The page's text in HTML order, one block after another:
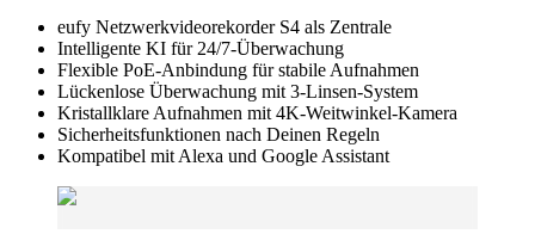
eufy Netzwerkvideorekorder S4 als Zentrale
Intelligente KI für 24/7-Überwachung
Flexible PoE-Anbindung für stabile Aufnahmen
Lückenlose Überwachung mit 3-Linsen-System
Kristallklare Aufnahmen mit 4K-Weitwinkel-Kamera
Sicherheitsfunktionen nach Deinen Regeln
Kompatibel mit Alexa und Google Assistant